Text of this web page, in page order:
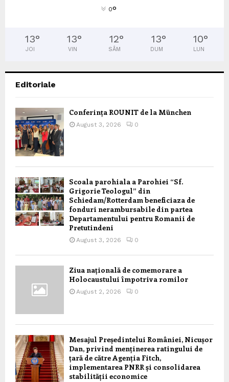
0°
13°
JOI
13°
VIN
12°
SÂM
13°
DUM
10°
LUN
Editoriale
Conferința ROUNIT de la München
August 3, 2026 0
Scoala parohiala a Parohiei “Sf.
Grigorie Teologul” din
Schiedam/Rotterdam beneficiaza de
fonduri nerambursabile din partea
Departamentului pentru Romanii de
Pretutindeni
August 3, 2026 0
Ziua națională de comemorare a
Holocaustului împotriva romilor
August 2, 2026 0
Mesajul Președintelui României, Nicușor
Dan, privind menținerea ratingului de
țară de către Agenția Fitch,
implementarea PNRR și consolidarea
stabilității economice